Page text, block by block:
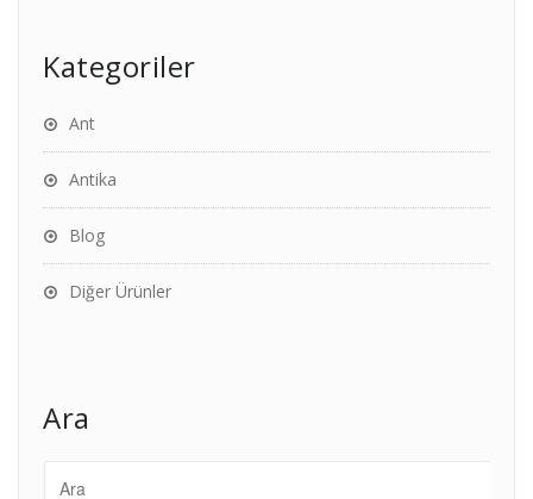
Kategoriler
Ant
Antika
Blog
Diğer Ürünler
Ara